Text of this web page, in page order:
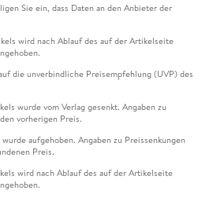
Sie ein, dass Daten an den Anbieter der
wird nach Ablauf des auf der Artikelseite
die unverbindliche Preisempfehlung (UVP) des
wurde vom Verlag gesenkt. Angaben zu
vorherigen Preis.
aufgehoben. Angaben zu Preissenkungen
Preis.
wird nach Ablauf des auf der Artikelseite